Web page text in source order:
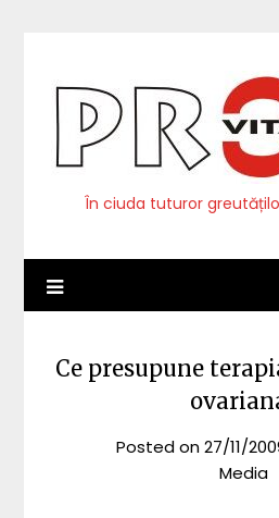
În ciuda tuturor
Ce presupune
Posted on27/11/
Media